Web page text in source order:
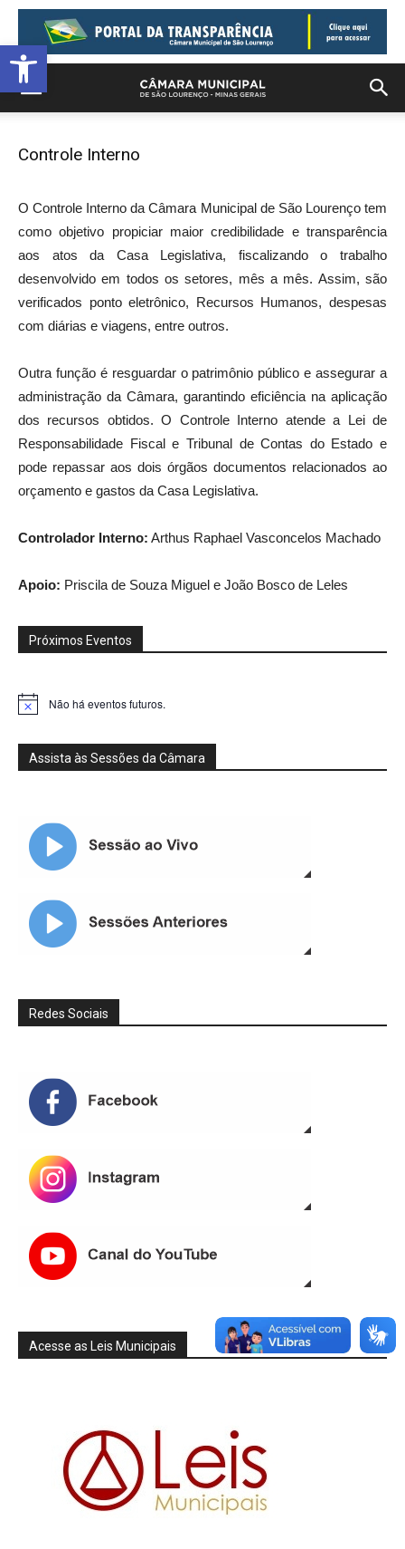
Barra de Ferramentas Aberta
Controle Interno
O Controle Interno da Câmara Municipal de São Lourenço tem
como objetivo propiciar maior credibilidade e transparência
aos atos da Casa Legislativa, fiscalizando o trabalho
desenvolvido em todos os setores, mês a mês. Assim, são
verificados ponto eletrônico, Recursos Humanos, despesas
com diárias e viagens, entre outros.
Outra função é resguardar o patrimônio público e assegurar a
administração da Câmara, garantindo eficiência na aplicação
dos recursos obtidos. O Controle Interno atende a Lei de
Responsabilidade Fiscal e Tribunal de Contas do Estado e
pode repassar aos dois órgãos documentos relacionados ao
orçamento e gastos da Casa Legislativa.
Controlador Interno: Arthus Raphael Vasconcelos Machado
Apoio: Priscila de Souza Miguel e João Bosco de Leles
Próximos Eventos
Notice Não há eventos futuros.
Assista às Sessões da Câmara
Redes Sociais
Acesse as Leis Municipais